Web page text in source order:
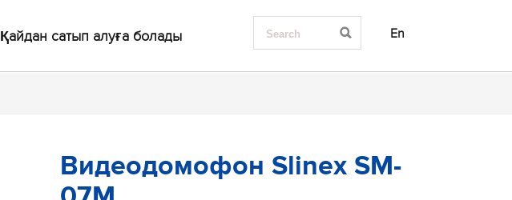
Қайдан сатып алуға болады En
Видеодомофон Slinex SM-